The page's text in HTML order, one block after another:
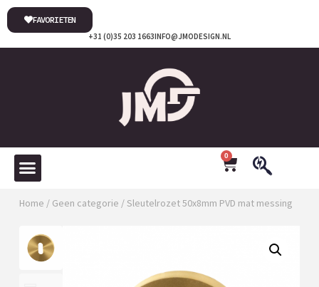
INFO@JMODESIGN.NL
+31 (0)35 203 1663
FAVORIETEN
0
Home / Geen categorie / Sleutelrozet 50x8mm PVD mat messing